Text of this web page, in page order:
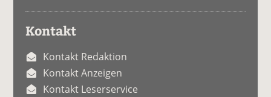
Kontakt
Kontakt Redaktion
Kontakt Anzeigen
Kontakt Leserservice